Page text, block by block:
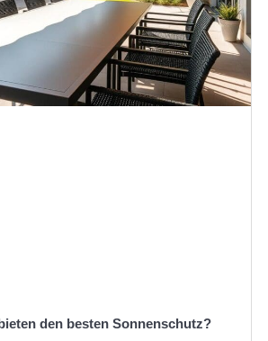
den besten Sonnenschutz?